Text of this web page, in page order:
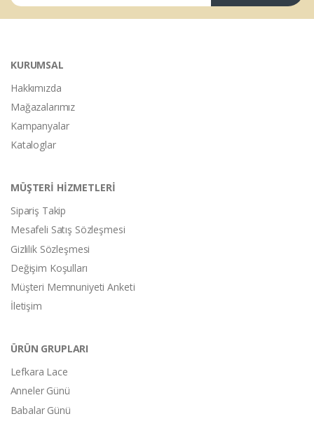
KURUMSAL
Hakkımızda
Mağazalarımız
Kampanyalar
Kataloglar
MÜŞTERİ HİZMETLERİ
Sipariş Takip
Mesafeli Satış Sözleşmesi
Gizlilik Sözleşmesi
Değişim Koşulları
Müşteri Memnuniyeti Anketi
İletişim
ÜRÜN GRUPLARI
Lefkara Lace
Anneler Günü
Babalar Günü